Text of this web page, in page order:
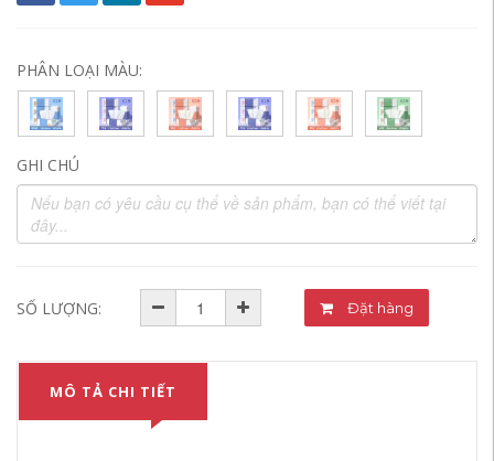
PHÂN LOẠI MÀU:
GHI CHÚ
SỐ LƯỢNG: Đặt hàng
MÔ TẢ CHI TIẾT